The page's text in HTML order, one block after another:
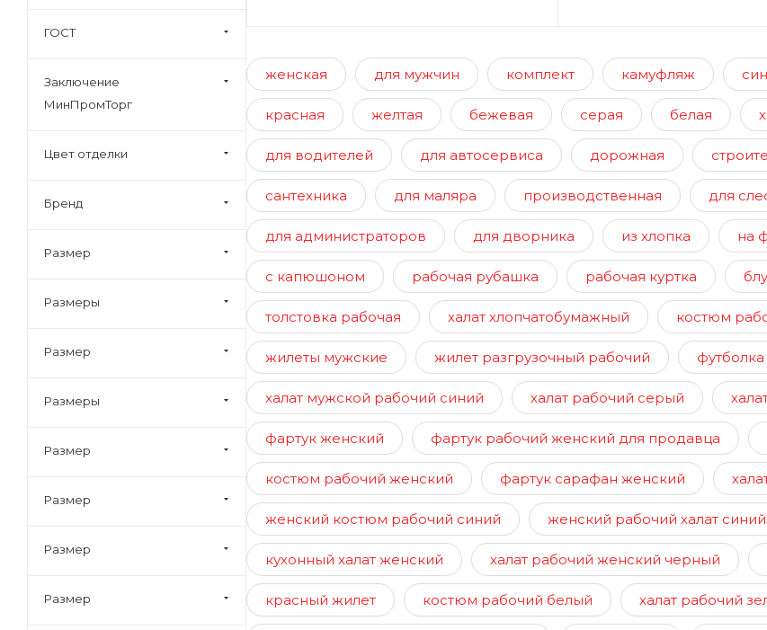
женская для мужчин комплект камуфляж
красная желтая бежевая серая белая
для водителей для автосервиса дорожная
сантехника для маляра производственная для
для администраторов для дворника из хлопка на
с капюшоном рабочая рубашка рабочая куртка
толстовка рабочая халат хлопчатобумажный костюм
жилеты мужские жилет разгрузочный рабочий
халат мужской рабочий синий халат рабочий серый
фартук женский фартук рабочий женский для продавца
костюм рабочий женский фартук сарафан женский
женский костюм рабочий синий женский рабочий халат синий
кухонный халат женский халат рабочий женский черный
красный жилет костюм рабочий белый халат рабочий
Фартук-сарафан, брюки
Бейсболка
Куртка, брюки, чепец
Шорты
ГОСТ
Заключение
МинПромТорг
Цвет отделки
Бренд
Размер
Размеры
Размер
Размеры
Размер
Размер
Размер
Размер